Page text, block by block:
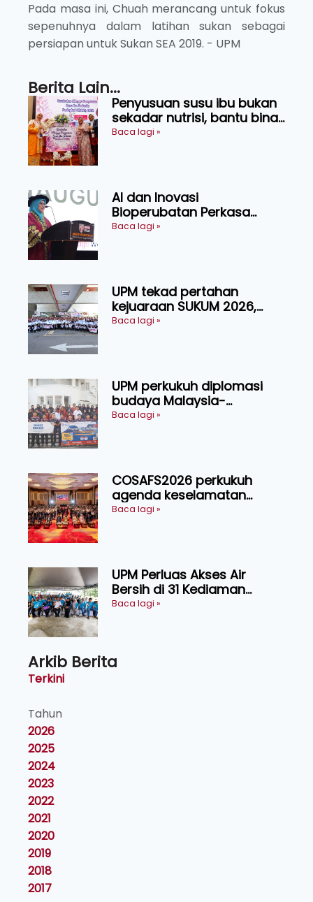
Pada masa ini, Chuah merancang untuk fokus
sepenuhnya dalam latihan sukan sebagai
persiapan untuk Sukan SEA 2019. - UPM
Berita Lain...
Penyusuan susu ibu bukan
sekadar nutrisi, bantu bina
generasi lebih sihat
Baca lagi »
AI dan Inovasi
Bioperubatan Perkasa
Pengesanan Awal Penyakit,
Baca lagi »
UPM tekad pertahan
kejuaraan SUKUM 2026,
sasar 16 pingat emas
Baca lagi »
UPM perkukuh diplomasi
budaya Malaysia-
Indonesia melalui Narasi
Baca lagi »
COSAFS2026 perkukuh
agenda keselamatan
makanan, AgriHub pacu
Baca lagi »
UPM Perluas Akses Air
Bersih di 31 Kediaman
Orang Asli Tasik Chini
Baca lagi »
Arkib Berita
Terkini
Tahun
2026
2025
2024
2023
2022
2021
2020
2019
2018
2017